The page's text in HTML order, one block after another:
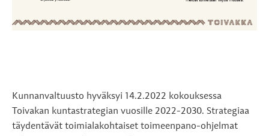
Kunnanvaltuusto hyväksyi 14.2.2022 kokouksessa
Toivakan kuntastrategian vuosille 2022-2030. Strategiaa
täydentävät toimialakohtaiset toimeenpano-ohjelmat